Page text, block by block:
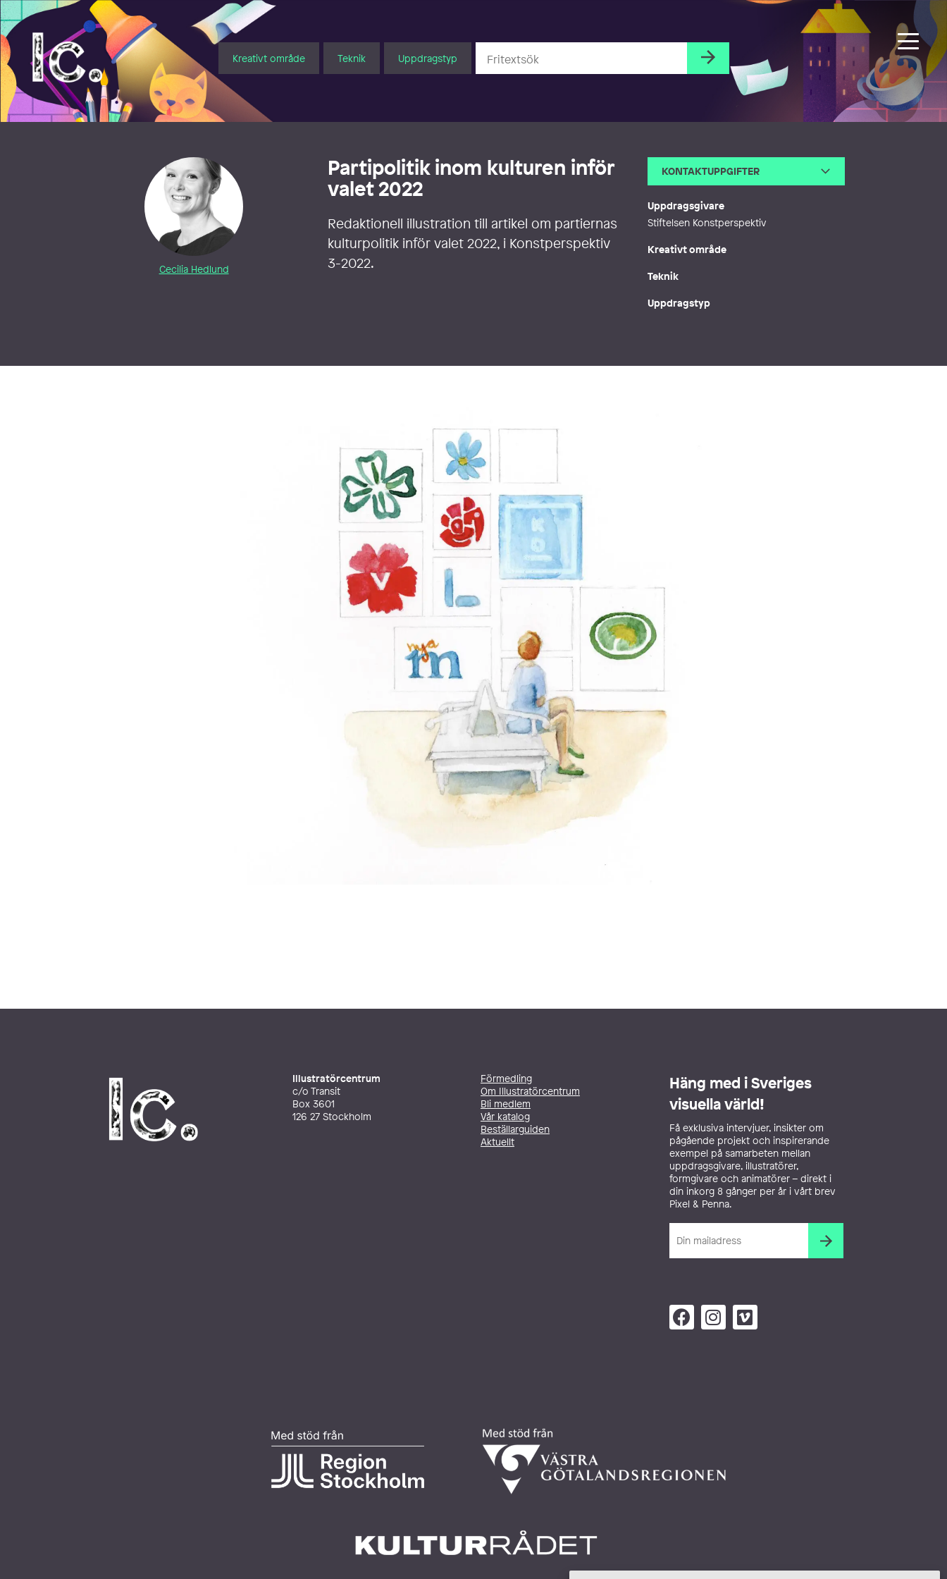
Illustratörcentrum
Kreativt område Teknik Uppdragstyp
Cecilia Hedlund
Partipolitik inom kulturen inför
valet 2022
Redaktionell illustration till artikel om partiernas
kulturpolitik inför valet 2022, i Konstperspektiv
3-2022.
KONTAKTUPPGIFTER
Webb https://www.ceciliahedlunddes
ign.se/, https://www.ceciliahedlund.se
Uppdragsgivare
Stiftelsen Konstperspektiv
Kreativt område
Teknik
Uppdragstyp
Illustratörcentrum
c/o Transit
Box 3601
126 27 Stockholm
Förmedling
Om Illustratörcentrum
Bli medlem
Vår katalog
Beställarguiden
Aktuellt
Häng med i Sveriges
visuella värld!
Få exklusiva intervjuer, insikter om
pågående projekt och inspirerande
exempel på samarbeten mellan
uppdragsgivare, illustratörer,
formgivare och animatörer – direkt i
din inkorg 8 gånger per år i vårt brev
Pixel & Penna.